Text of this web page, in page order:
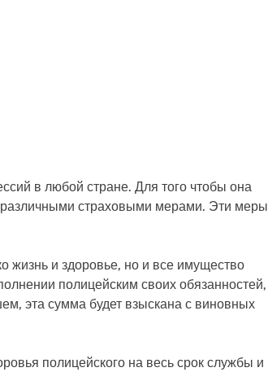
в любой стране. Для того чтобы она
различными страховыми мерами. Эти меры
жизнь и здоровье, но и все имущество
полицейским своих обязанностей,
эта сумма будет взыскана с виновных
полицейского на весь срок службы и